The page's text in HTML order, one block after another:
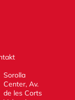
Sorolla
Center, Av.
de les Corts